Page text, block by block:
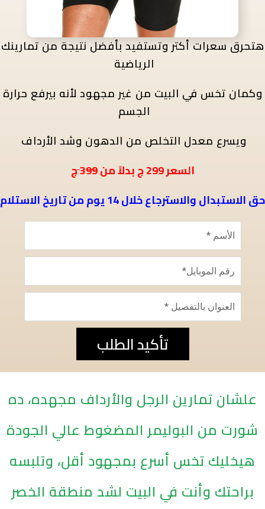
هتحرق سعرات أكتروتستفيد بأفضل نتيجة من تمارينك
الرياضية
وكمان تخس في البيت من غير مجهود لأنه بيرفع حرارة
الجسم
ويسرع معدل التخلص من الدهون وشد الأرداف
السعر299ج بدلاً من 399
حق الاستبدال والاسترجاع خلال 14 يوم من تاريخ الاستلام
تأكيد الطلب
علشان تمارين الرجل والأرداف مجهده، ده
شورت من البوليمر المضغوط عالي الجودة
هيخليك تخس أسرع بمجهود أقل، وتلبسه
براحتك وأنت في البيت لشد منطقة الخصر